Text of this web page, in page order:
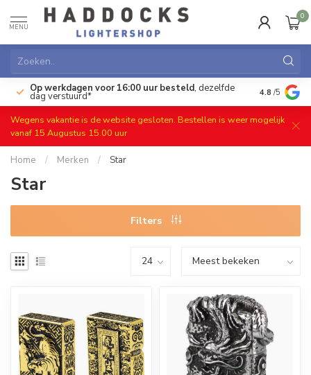
MENU
0
Op werkdagen voor 16:00 uur besteld, dezelfde
dag verstuurd* Gratis
4.8 /5
Wegens vakantie is de website gesloten. Bestellen is weer mogelijk
vanaf 15 Augustus 15.00 uur
Home / Merken / Star
Star
Filters